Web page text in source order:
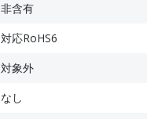
非含有
対応RoHS6
対象外
なし